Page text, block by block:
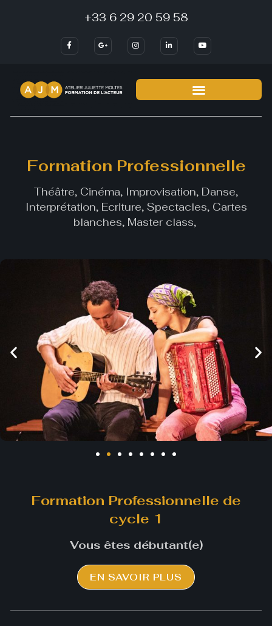
+33 6 29 20 59 58
Formation Professionnelle
Théâtre, Cinéma, Improvisation, Danse,
Interprétation, Ecriture, Spectacles, Cartes
blanches, Master class,
Formation Professionnelle de
cycle 1
Vous êtes débutant(e)
EN SAVOIR PLUS